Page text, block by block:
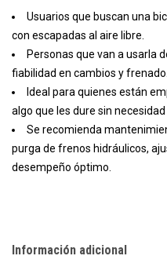
Usuarios que buscan una
con escapadas al aire libre.
Personas que van a usarla
fiabilidad en cambios y frenado.
Ideal para quienes están
algo que les dure sin
Se recomienda
purga de frenos hidráulicos,
desempeño óptimo.
Información adicional